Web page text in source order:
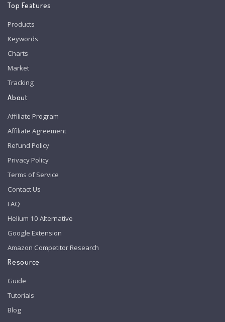
Top Features
Products
Keywords
Charts
Market
Tracking
About
Affiliate Program
Affiliate Agreement
Refund Policy
Privacy Policy
Terms of Service
Contact Us
FAQ
Helium 10 Alternative
Google Extension
Amazon Competitor Research
Resource
Guide
Tutorials
Blog